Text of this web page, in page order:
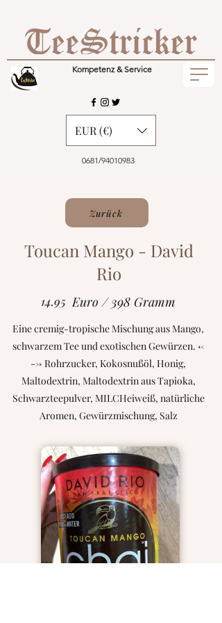
Kompetenz & Service
0681/94010983
EUR (€)
Zurück
Toucan Mango - David
Rio
14.95 Euro / 398 Gramm
Eine cremig-tropische Mischung aus Mango,
schwarzem Tee und exotischen Gewürzen. <-
--> Rohrzucker, Kokosnußöl, Honig,
Maltodextrin, Maltodextrin aus Tapioka,
Schwarzteepulver, MILCHeiweiß, natürliche
Aromen, Gewürzmischung, Salz